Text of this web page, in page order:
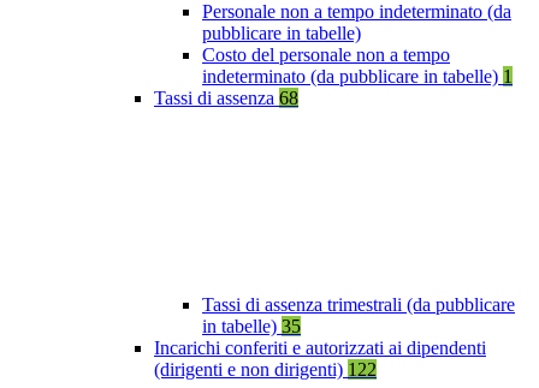
Personale non a tempo indeterminato (da
pubblicare in tabelle)
Costo del personale non a tempo
indeterminato (da pubblicare in tabelle) 1
Tassi di assenza 68
Tassi di assenza trimestrali (da pubblicare
in tabelle) 35
Incarichi conferiti e autorizzati ai dipendenti
(dirigenti e non dirigenti) 122